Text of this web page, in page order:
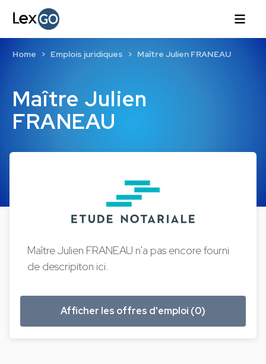
Maître Julien
FRANEAU
Home Emplois juridiques Maître Julien FRANEAU
Maître Julien FRANEAU n'a pas encore fourni
de descripiton ici.
Afficher les offres d'emploi (0)